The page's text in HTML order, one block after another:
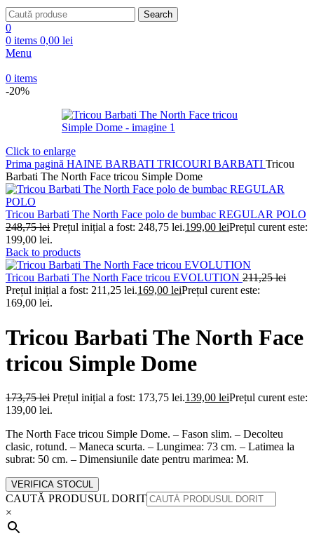
Search
0
0 items 0,00 lei
Menu
0 items
-20%
Click to enlarge
Prima pagină HAINE BARBATI TRICOURI BARBATI Tricou
Barbati The North Face tricou Simple Dome
Tricou Barbati The North Face polo de bumbac REGULAR POLO
248,75lei Prețul inițial a fost: 248,75 lei.199,00 leiPrețul curent este:
199,00 lei.
Back to products
Tricou Barbati The North Face tricou EVOLUTION 211,25lei
Prețul inițial a fost: 211,25 lei.169,00 leiPrețul curent este:
169,00 lei.
Tricou Barbati The North Face
tricou Simple Dome
173,75lei Prețul inițial a fost: 173,75 lei.139,00 leiPrețul curent este:
139,00 lei.
The North Face tricou Simple Dome. – Fason slim. – Decolteu
clasic, rotund. – Maneca scurta. – Lungimea: 73 cm. – Latimea la
subrat: 50 cm. – Dimensiunile date pentru marimea: M.
VERIFICA STOCUL
CAUTĂ PRODUSUL DORIT
×